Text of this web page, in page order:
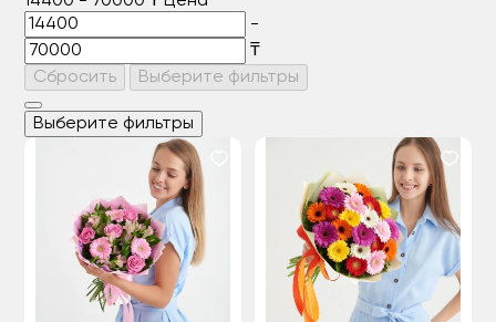
-
₸
Сбросить
Выберите фильтры
Выберите фильтры